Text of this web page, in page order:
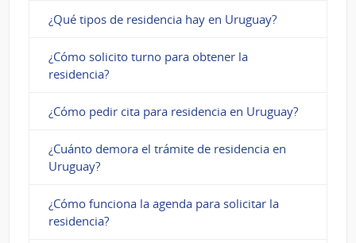
¿Qué tipos de residencia hay en Uruguay?
¿Cómo solicito turno para obtener la
residencia?
¿Cómo pedir cita para residencia en Uruguay?
¿Cuánto demora el trámite de residencia en
Uruguay?
¿Cómo funciona la agenda para solicitar la
residencia?